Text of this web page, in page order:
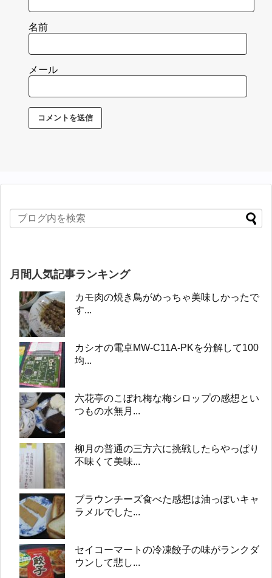
名前
メール
月間人気記事ランキング
カモ肉の焼き鳥がめっちゃ美味しかったで
す...
カシオの電卓MW-C11A-PKを分解して100
均...
六花亭のこぼれ梅な梅シロップの感想とい
つもの水無月...
柳月の普通の三方六に挑戦したらやっぱり
不味くて美味...
ブラウンチーズ食べた感想は油っぽいキャ
ラメルでした...
セイコーマートの冷凍餃子の味がランクダ
ウンして悲し...